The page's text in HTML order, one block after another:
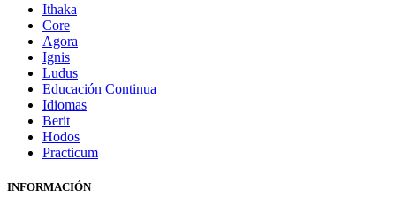
Ithaka
Core
Agora
Ignis
Ludus
Educación Continua
Idiomas
Berit
Hodos
Practicum
INFORMACIÓN